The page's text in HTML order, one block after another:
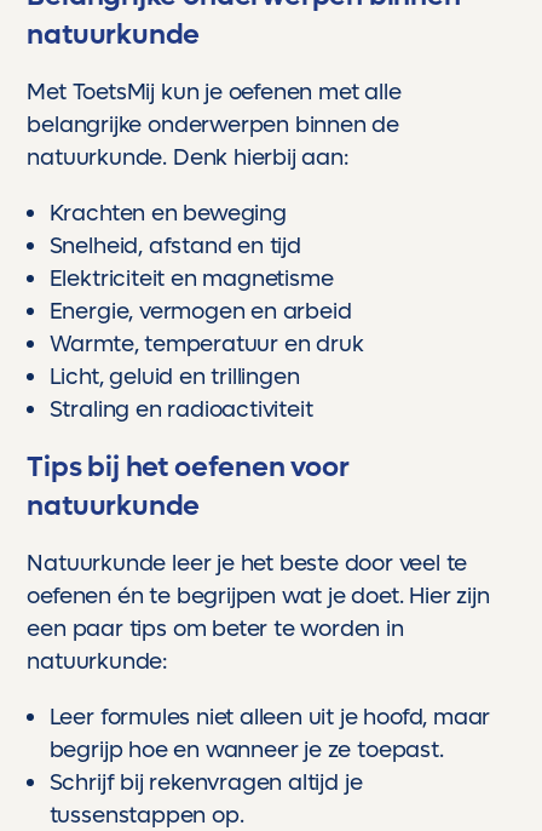
natuurkunde
Met ToetsMij kun je oefenen met alle
belangrijke onderwerpen binnen de
natuurkunde. Denk hierbij aan:
Krachten en beweging
Snelheid, afstand en tijd
Elektriciteit en magnetisme
Energie, vermogen en arbeid
Warmte, temperatuur en druk
Licht, geluid en trillingen
Straling en radioactiviteit
Tips bij het oefenen voor
natuurkunde
Natuurkunde leer je het beste door veel te
oefenen én te begrijpen wat je doet. Hier zijn
een paar tips om beter te worden in
natuurkunde:
Leer formules niet alleen uit je hoofd, maar
begrijp hoe en wanneer je ze toepast.
Schrijf bij rekenvragen altijd je
tussenstappen op.